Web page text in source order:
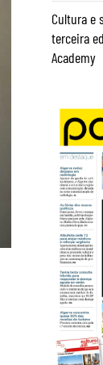
Cultura e
terceira
Academy